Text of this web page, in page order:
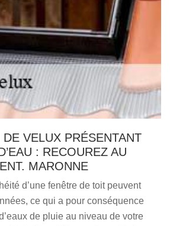
DE VELUX PRÉSENTANT
: RECOUREZ AU
MARONNE
d’une fenêtre de toit peuvent
ce qui a pour conséquence
de pluie au niveau de votre